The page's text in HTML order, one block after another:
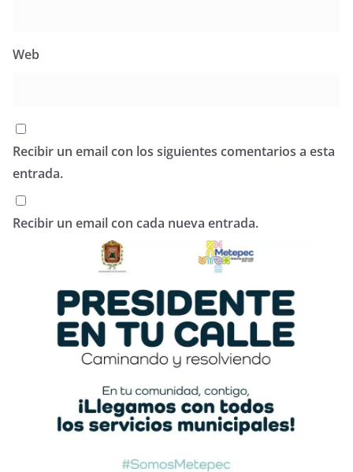
Web
Recibir un email con los siguientes comentarios a esta
entrada.
Recibir un email con cada nueva entrada.